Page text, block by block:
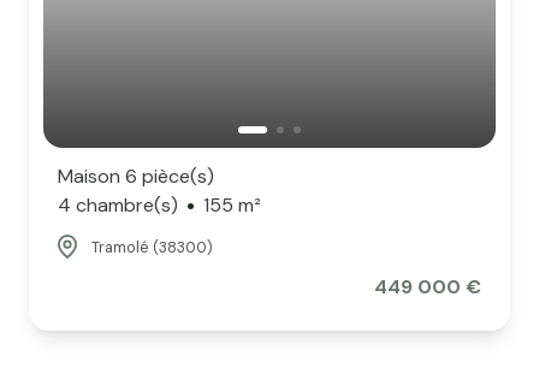
Maison 6 pièce(s)
4 chambre(s)
155 m²
Tramolé (38300)
449 000 €